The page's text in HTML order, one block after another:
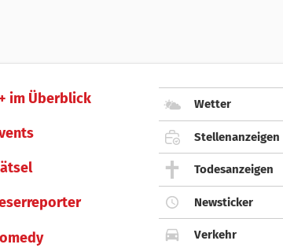
im Überblick Wetter
Stellenanzeigen
Todesanzeigen
Newsticker
Verkehr